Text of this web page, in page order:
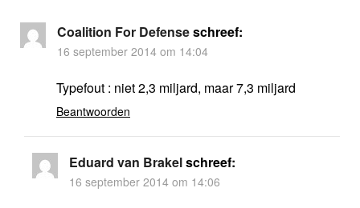
Coalition For Defenseschreef:
16 september 2014 om 14:04
Typefout : niet 2,3 miljard, maar 7,3 miljard
Beantwoorden
Eduard van Brakelschreef:
16 september 2014 om 14:06